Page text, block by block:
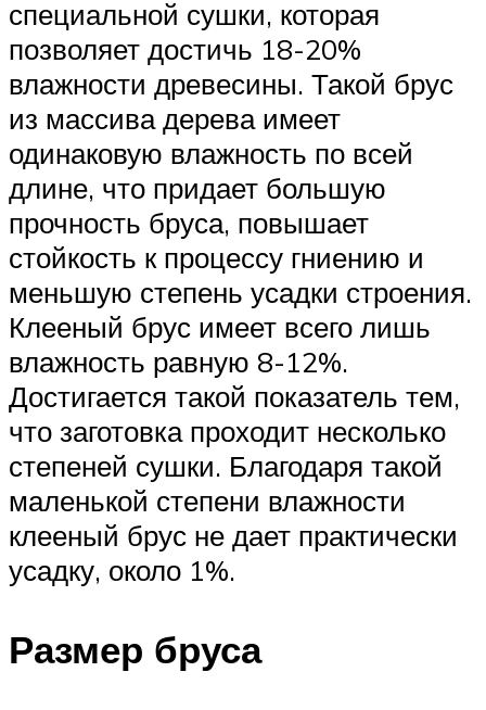
специальной сушки, которая
позволяет достичь 18-20%
влажности древесины. Такой брус
из массива дерева имеет
одинаковую влажность по всей
длине, что придает большую
прочность бруса, повышает
стойкость к процессу гниению и
меньшую степень усадки строения.
Клееный брус имеет всего лишь
влажность равную 8-12%.
Достигается такой показатель тем,
что заготовка проходит несколько
степеней сушки. Благодаря такой
маленькой степени влажности
клееный брус не дает практически
усадку, около 1%.
Размер бруса